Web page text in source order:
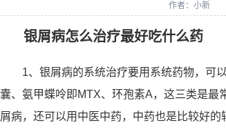
作者：小新
银屑病怎么治疗最好吃什么药
1、银屑病的系统治疗要用系统药物，可
囊、氨甲蝶呤即MTX、环孢素A，这三类是
屑病，还可以用中医中药，中药也是比较好的